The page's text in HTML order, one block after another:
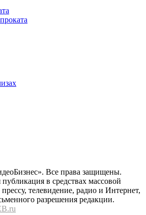
Все права защищены.
в средствах массовой
телевидение, радио и Интернет,
разрешения редакции.